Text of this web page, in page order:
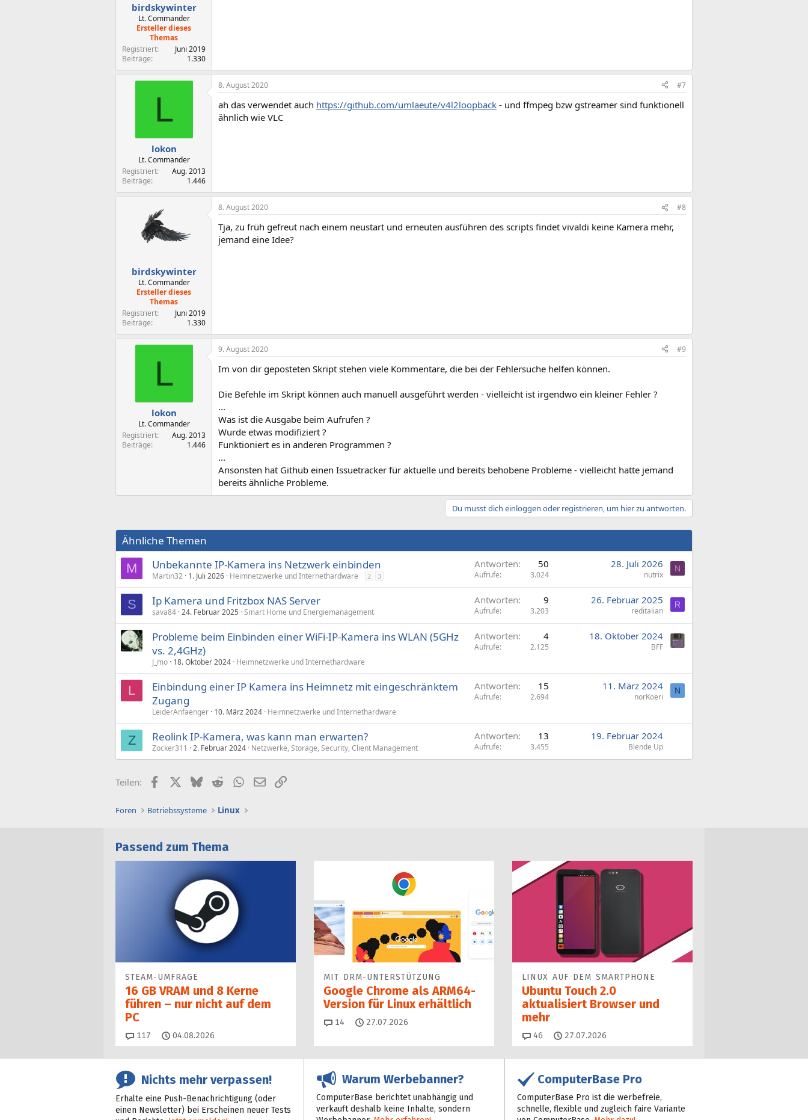
birdskywinter
Lt. Commander
Ersteller dieses
Themas
Registriert
Juni 2019
Beiträge
1.330
L
lokon
Lt. Commander
Registriert
Aug. 2013
Beiträge
1.446
8. August 2020 #7
ah das verwendet auch https://github.com/umlaeute/v4l2loopback - und ffmpeg bzw gstreamer sind funktionell
ähnlich wie VLC
birdskywinter
Lt. Commander
Ersteller dieses
Themas
Registriert
Juni 2019
Beiträge
1.330
8. August 2020 #8
Tja, zu früh gefreut nach einem neustart und erneuten ausführen des scripts findet vivaldi keine Kamera mehr,
jemand eine Idee?
L
lokon
Lt. Commander
Registriert
Aug. 2013
Beiträge
1.446
9. August 2020 #9
Im von dir geposteten Skript stehen viele Kommentare, die bei der Fehlersuche helfen können.
Die Befehle im Skript können auch manuell ausgeführt werden - vielleicht ist irgendwo ein kleiner Fehler ?
...
Was ist die Ausgabe beim Aufrufen ?
Wurde etwas modifiziert ?
Funktioniert es in anderen Programmen ?
...
Ansonsten hat Github einen Issuetracker für aktuelle und bereits behobene Probleme - vielleicht hatte jemand
bereits ähnliche Probleme.
Du musst dich einloggen oder registrieren, um hier zu antworten.
Ähnliche Themen
M Unbekannte IP-Kamera ins Netzwerk einbinden
Martin32 1. Juli 2026 Heimnetzwerke und Internethardware 2 3
Antworten 50
Aufrufe 3.024
28. Juli 2026
nutrix
N
S Ip Kamera und Fritzbox NAS Server
sava84 24. Februar 2025 Smart Home und Energiemanagement
Antworten 9
Aufrufe 3.203
26. Februar 2025
reditalian
R
Probleme beim Einbinden einer WiFi-IP-Kamera ins WLAN (5GHz
vs. 2,4GHz)
J_mo 18. Oktober 2024 Heimnetzwerke und Internethardware
Antworten 4
Aufrufe 2.125
18. Oktober 2024
BFF
L
Einbindung einer IP Kamera ins Heimnetz mit eingeschränktem
Zugang
LeiderAnfaenger 10. März 2024 Heimnetzwerke und Internethardware
Antworten 15
Aufrufe 2.694
11. März 2024
norKoeri
N
Z Reolink IP-Kamera, was kann man erwarten?
Zocker311 2. Februar 2024 Netzwerke, Storage, Security, Client Management
Antworten 13
Aufrufe 3.455
19. Februar 2024
Blende Up
Teilen: FacebookX (Twitter)
BlueskyRedditWhatsApp
E-MailLink
Foren Betriebssysteme Linux
Passend zum Thema
STEAM-UMFRAGE
16 GB VRAM und 8 Kerne
führen – nur nicht auf dem
PC
117 Kommentare
04.08.2026
MIT DRM-UNTERSTÜTZUNG
Google Chrome als ARM64-
Version für Linux erhältlich
14 Kommentare
27.07.2026
LINUX AUF DEM SMARTPHONE
Ubuntu Touch 2.0
aktualisiert Browser und
mehr
46 Kommentare
27.07.2026
Nichts mehr verpassen!
Erhalte eine Push-Benachrichtigung (oder
einen Newsletter) bei Erscheinen neuer Tests
Warum Werbebanner?
ComputerBase berichtet unabhängig und
verkauft deshalb keine Inhalte, sondern
ComputerBase Pro
ComputerBase Pro ist die werbefreie,
schnelle, flexible und zugleich faire Variante